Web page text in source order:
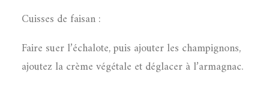
Cuisses de faisan :
Faire suer l’échalote, puis ajouter les champignons,
ajoutez la crème végétale et déglacer à l’armagnac.